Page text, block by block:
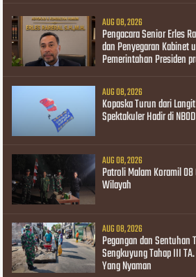
AUG 08, 2026
Pengacara Senior Erles
dan Penyegaran Kabinet
Pemerintahan Presiden
AUG 08, 2026
Kopaska Turun dari
Spektakuler Hadir di
AUG 08, 2026
Patroli Malam Koramil
Wilayah
AUG 08, 2026
Pegangan dan Sentuhan
Sengkuyung Tahap III
Yang Nyaman